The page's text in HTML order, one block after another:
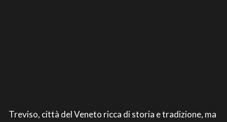
Treviso, città del Veneto ricca di storia e tradizione, ma